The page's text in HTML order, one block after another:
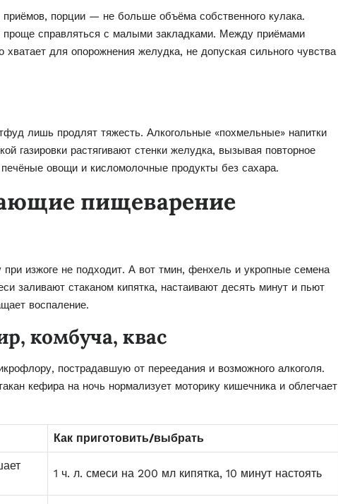
порции — не больше объёма собственного кулака.
проще справляться с малыми закладками. Между приёмами
для опорожнения желудка, не допуская сильного чувства
лишь продлят тяжесть. Алкогольные «похмельные» напитки
газировки растягивают стенки желудка, вызывая повторное
овощи и кисломолочные продукты без сахара.
пищеварение
изжоге не подходит. А вот тмин, фенхель и укропные семена
заливают стаканом кипятка, настаивают десять минут и пьют
воспаление.
комбуча, квас
пострадавшую от переедания и возможного алкоголя.
кефира на ночь нормализует моторику кишечника и облегчает
Как приготовить/выбрать
1 ч. л. смеси на 200 мл кипятка, 10 минут настоять